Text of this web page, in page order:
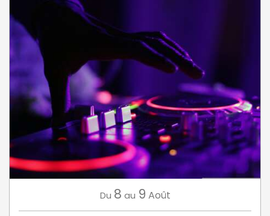
Du 8 au 9 Août